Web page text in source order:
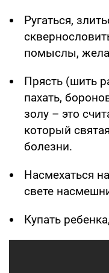
Ругаться,
помыслы,
Прясть (шить
пахать,
золу – это
который
болезни.
Насмехаться
свете
Купать